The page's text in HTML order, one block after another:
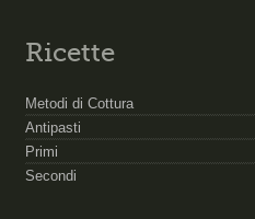
Ricette
Metodi di Cottura
Antipasti
Primi
Secondi